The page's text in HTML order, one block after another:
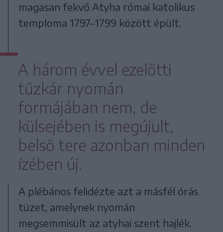
magasan fekvő Atyha római katolikus
temploma 1797–1799 között épült.
A három évvel ezelőtti
tűzkár nyomán
formájában nem, de
külsejében is megújult,
belső tere azonban minden
ízében új.
A plébános felidézte azt a másfél órás
tüzet, amelynek nyomán
megsemmisült az atyhai szent hajlék.